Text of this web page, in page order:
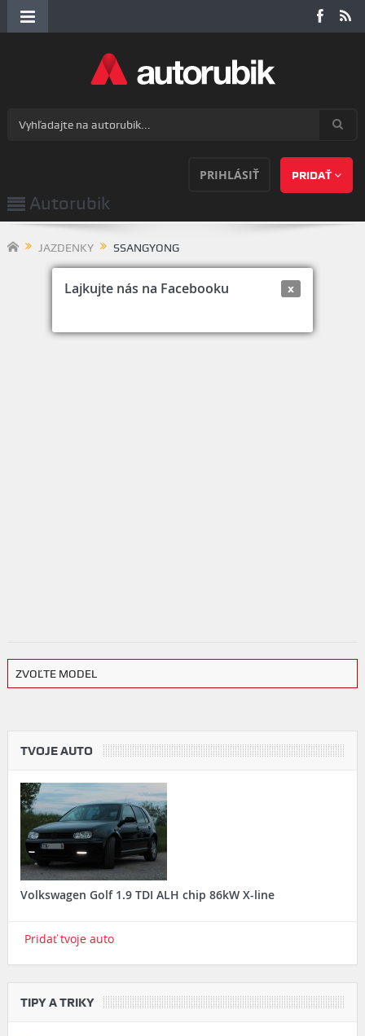
Lajkujte nás na Facebooku x
PRIHLÁSIŤ PRIDAŤ
Autorubik
JAZDENKY SSANGYONG
TVOJE AUTO
Volkswagen Golf 1.9 TDI ALH chip 86kW X-line
Pridať tvoje auto
TIPY A TRIKY